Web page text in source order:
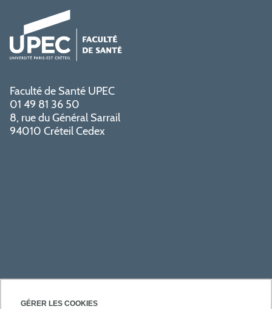
GÉRER LES COOKIES
Faculté de Santé UPEC
01 49 81 36 50
8, rue du Général Sarrail
94010 Créteil Cedex
PRATIQUE